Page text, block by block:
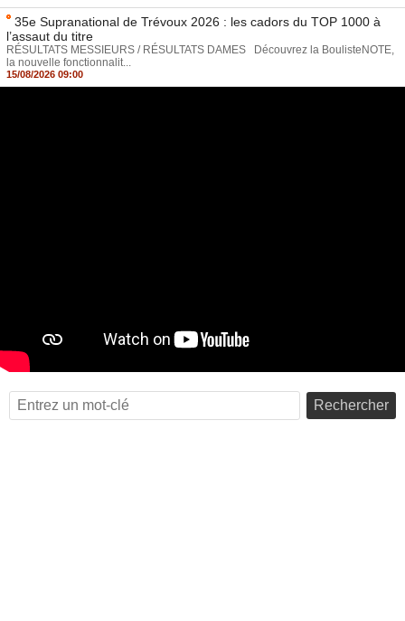
35e Supranational de Trévoux 2026 : les cadors du TOP 1000 à
l’assaut du titre
RÉSULTATS MESSIEURS / RÉSULTATS DAMES Découvrez la BoulisteNOTE,
la nouvelle fonctionnalit...
15/08/2026 09:00
Rechercher